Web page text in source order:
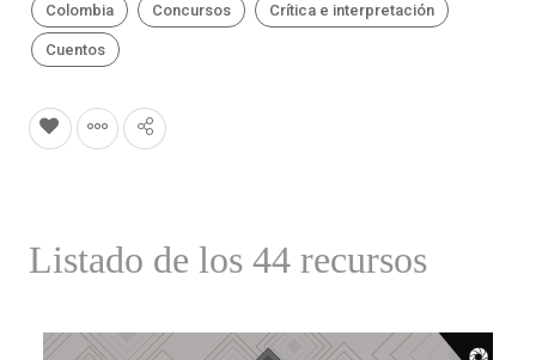
Colombia Concursos Crítica e interpretación
Cuentos
Listado de los 44 recursos